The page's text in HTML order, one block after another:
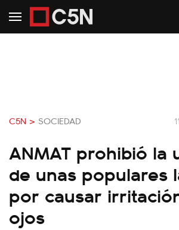
C5N > SOCIEDAD
ANMAT prohibió la
de unas populares
por causar
ojos